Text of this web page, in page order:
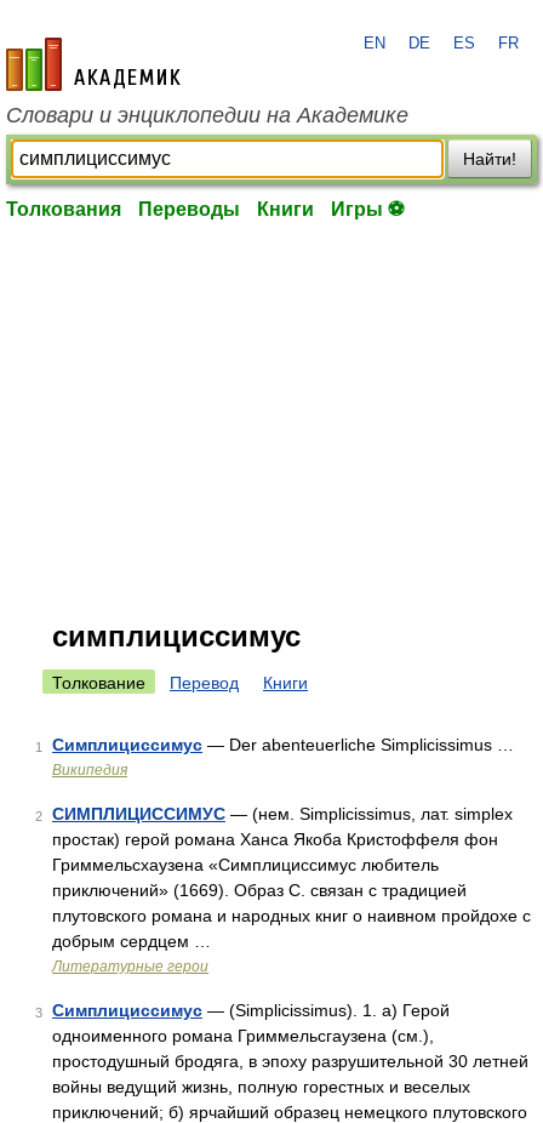
academic.ru
EN DE ES FR
Словари и энциклопедии на Академике
Найти!
Толкования Переводы Книги Игры ⚽
симплициссимус
Толкование Перевод Книги
1 Симплициссимус — Der abenteuerliche Simplicissimus …
Википедия
2 СИМПЛИЦИССИМУС — (нем. Simplicissimus, лат. simplex
простак) герой романа Ханса Якоба Кристоффеля фон
Гриммельсхаузена «Симплициссимус любитель
приключений» (1669). Образ С. связан с традицией
плутовского романа и народных книг о наивном пройдохе с
добрым сердцем …
Литературные герои
3 Симплициссимус — (Simplicissimus). 1. а) Герой
одноименного романа Гриммельсгаузена (см.),
простодушный бродяга, в эпоху разрушительной 30 летней
войны ведущий жизнь, полную горестных и веселых
приключений; б) ярчайший образец немецкого плутовского